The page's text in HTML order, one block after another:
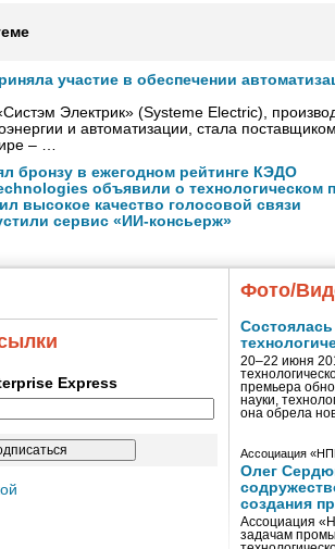
участие в обеспечении
Электрик» (Systeme Electric),
и автоматизации, стала
– …
бронзу в ежегодном рейтинге КЭДО
объявили о технологическом
высокое качество голосовой связи
сервис «ИИ-консьерж»
Express
Фото/
20–22 июня
премьера
науки,
она обрела
Ассоциация
Олег
создания
Ассоциация
задачам